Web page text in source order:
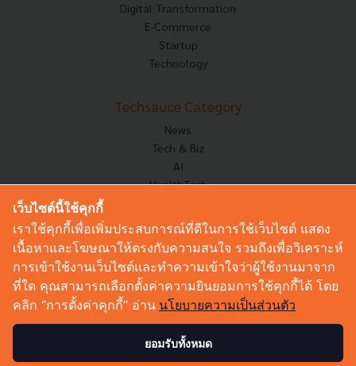
Digital Transformation
E-Commerce
Startup
Technology
Techsauce Category
News
Tech & Biz
AI
HealthTech
Corp Innov
Saucy Thoughts
Sustainable
Videos
Podcast
เว็บไซต์นี้ใช้คุกกี้
เราใช้คุกกี้เพื่อเพิ่มประสบการณ์ที่ดีในการใช้เว็บไซต์ แสดง
เนื้อหาและโฆษณาให้ตรงกับความสนใจ รวมถึงเพื่อวิเคราะห์
การเข้าใช้งานเว็บไซต์และทำความเข้าใจว่าผู้ใช้งานมาจาก
ที่ใด คุณสามารถเลือกตั้งค่าความยินยอมการใช้คุกกี้ได้ โดย
คลิก “การตั้งค่าคุกกี้” อ่าน นโยบายความเป็นส่วนตัว
ยอมรับทั้งหมด